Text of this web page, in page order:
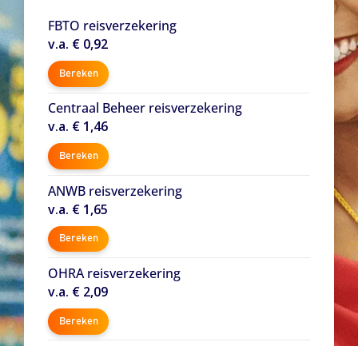
FBTO reisverzekering
v.a. € 0,92
Bereken
Centraal Beheer reisverzekering
v.a. € 1,46
Bereken
ANWB reisverzekering
v.a. € 1,65
Bereken
OHRA reisverzekering
v.a. € 2,09
Bereken